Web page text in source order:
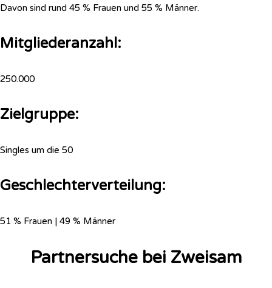
Davon sind rund 45 % Frauen und 55 % Männer.
Mitgliederanzahl:
250.000
Zielgruppe:
Singles um die 50
Geschlechterverteilung:
51 % Frauen | 49 % Männer
Partnersuche bei Zweisam